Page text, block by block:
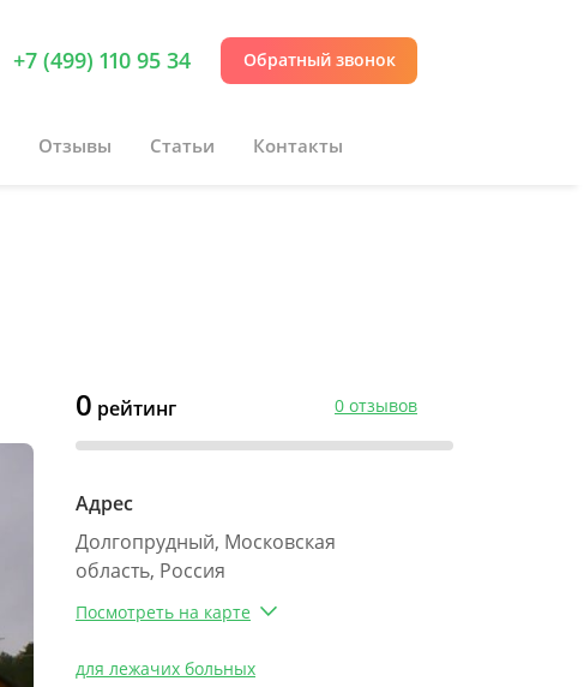
+7 (499) 110 95 34 Обратный звонок
Отзывы Статьи Контакты
0 рейтинг 0 отзывов
Адрес
Долгопрудный, Московская
область, Россия
Посмотреть на карте
для лежачих больных